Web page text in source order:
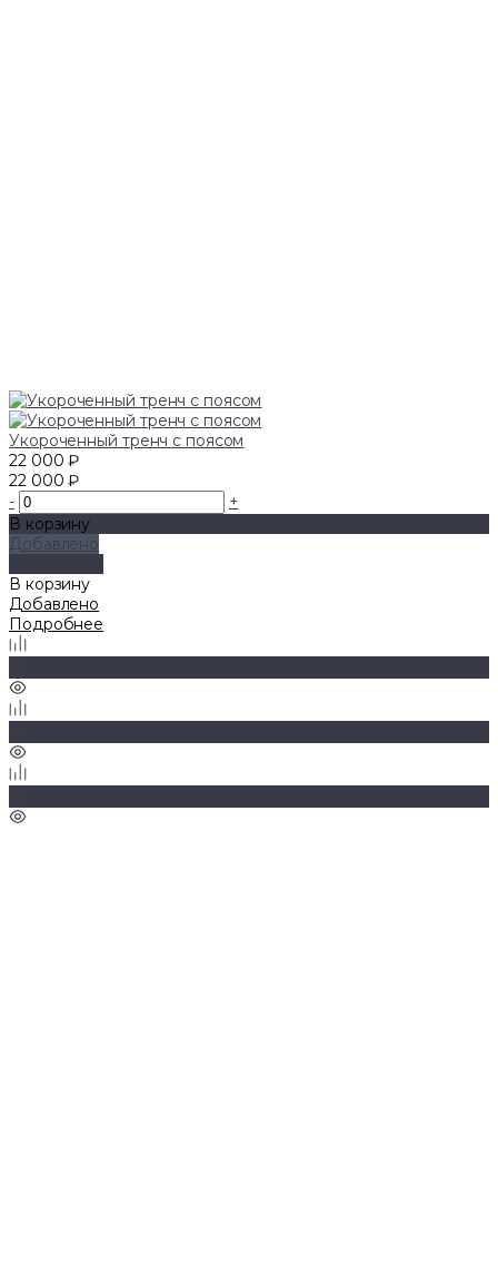
Укороченный тренч с поясом
22 000 ₽
22 000 ₽
-
+
В корзину
Добавлено
В корзину
Добавлено
Подробнее